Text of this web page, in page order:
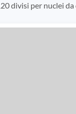
divisi per nuclei